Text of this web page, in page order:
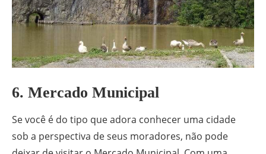
6. Mercado Municipal
Se você é do tipo que adora conhecer uma cidade
sob a perspectiva de seus moradores, não pode